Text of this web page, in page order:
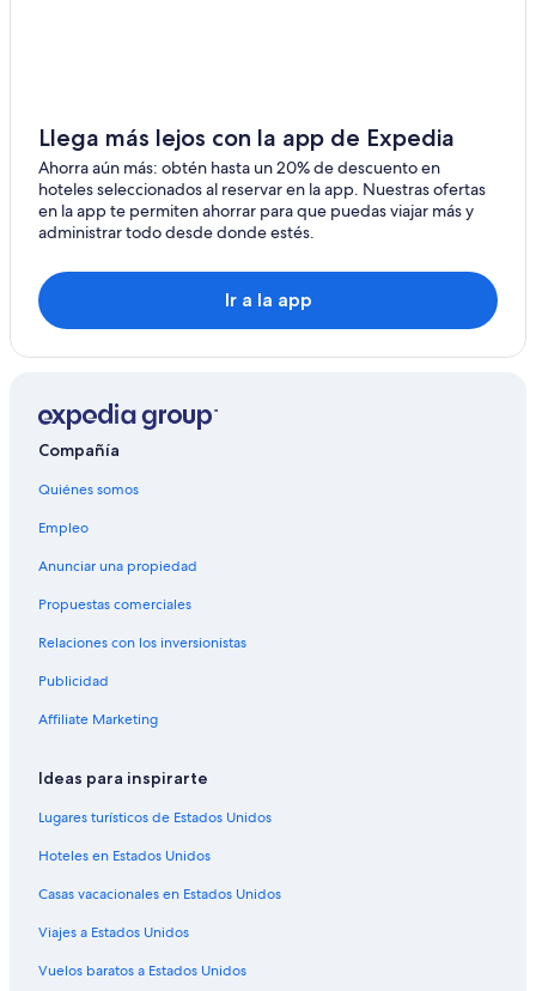
Hoteles cerca de Yacimiento arqueológico de Tula
Hoteles 3 estrellas en Atitalaquia
Hoteles en Atitalaquia
Hoteles 3 estrellas en Tepeji del Río de Ocampo
Cabañas en Tepeji del Río de Ocampo
Casas de huéspedes en Tepeji del Río de Ocampo
Hoteles cerca de Centro Cultural de Tepeji del Río
Llega más lejos con la app de Expedia
Ahorra aún más: obtén hasta un 20% de descuento en
hoteles seleccionados al reservar en la app. Nuestras ofertas
en la app te permiten ahorrar para que puedas viajar más y
administrar todo desde donde estés.
Ir a la app
Compañía
Quiénes somos
Empleo
Anunciar una propiedad
Propuestas comerciales
Relaciones con los inversionistas
Publicidad
Affiliate Marketing
Ideas para inspirarte
Lugares turísticos de Estados Unidos
Hoteles en Estados Unidos
Casas vacacionales en Estados Unidos
Viajes a Estados Unidos
Vuelos baratos a Estados Unidos